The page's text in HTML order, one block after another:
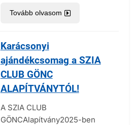
Tovább olvasom
Karácsonyi
ajándékcsomag a SZIA
CLUB GÖNC
ALAPÍTVÁNYTÓL!
A SZIA CLUB
GÖNCAlapítvány2025-ben